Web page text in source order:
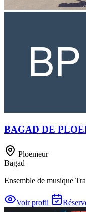
BAGAD DE
Ploemeur
Bagad
Ensemble de musique
Voir profil